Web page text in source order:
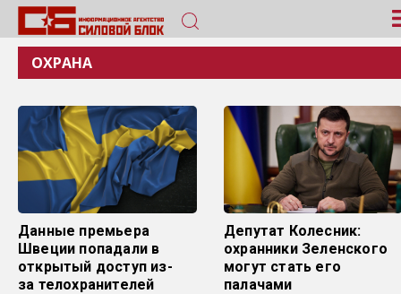
ОХРАНА
Данные премьера
Швеции попадали в
открытый доступ из-
за телохранителей
Депутат Колесник:
охранники Зеленского
могут стать его
палачами